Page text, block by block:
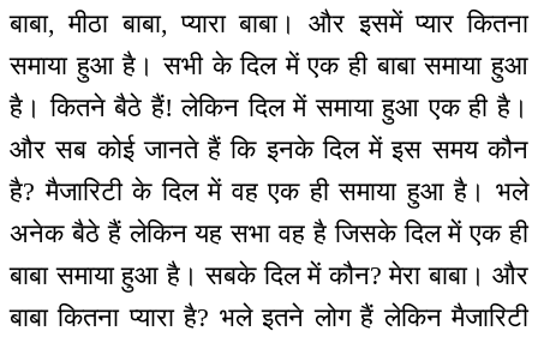
बाबा, मीठा बाबा, प्यारा बाबा। और इसमें प्यार कितना
समाया हुआ है। सभी के दिल में एक ही बाबा समाया हुआ
है। कितने बैठे हैं! लेकिन दिल में समाया हुआ एक ही है।
और सब कोई जानते हैं कि इनके दिल में इस समय कौन
है? मैजारिटी के दिल में वह एक ही समाया हुआ है। भले
अनेक बैठे हैं लेकिन यह सभा वह है जिसके दिल में एक ही
बाबा समाया हुआ है। सबके दिल में कौन? मेरा बाबा। और
बाबा कितना प्यारा है? भले इतने लोग हैं लेकिन मैजारिटी